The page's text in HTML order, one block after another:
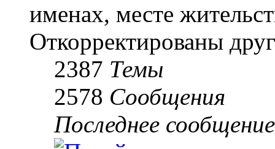
именах, месте
Откорректированы
2387 Темы
2578 Сообщения
Последнее сообщение